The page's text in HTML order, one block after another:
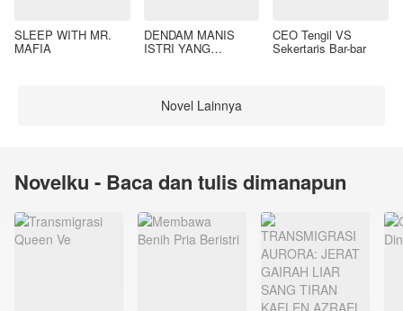
SLEEP WITH MR.
MAFIA
DENDAM MANIS
ISTRI YANG
CEO Tengil VS
Sekertaris Bar-bar
Novel Lainnya
Novelku - Baca dan tulis dimanapun